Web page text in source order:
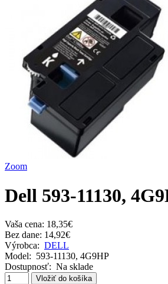
Zoom
Dell 593-11130,
Vaša cena: 18,35€
Bez dane: 14,92€
Výrobca: DELL
Model: 593-11130, 4G9HP
Dostupnosť: Na sklade